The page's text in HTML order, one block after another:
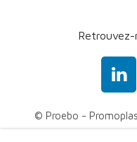
Retrouvez-
© Proebo -